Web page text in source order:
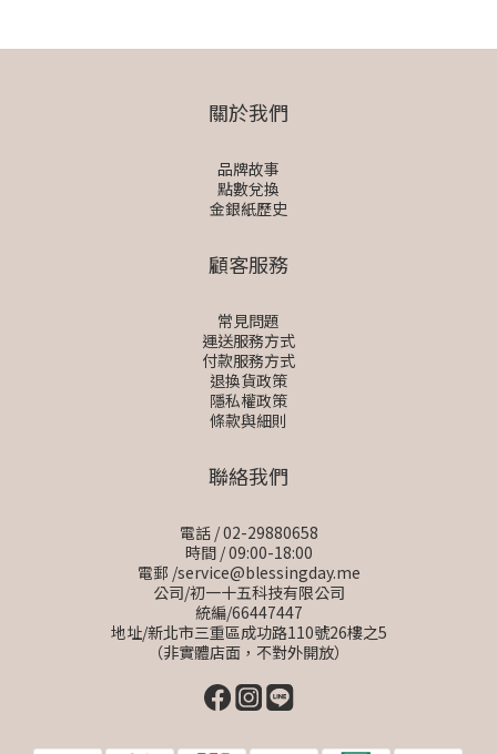
關於我們
品牌故事
點數兌換
金銀紙歷史
顧客服務
常見問題
運送服務方式
付款服務方式
退換貨政策
隱私權政策
條款與細則
聯絡我們
電話 / 02-29880658
時間 / 09:00-18:00
電郵 /service@blessingday.me
公司/初一十五科技有限公司
統編/66447447
地址/新北市三重區成功路110號26樓之5
（非實體店面，不對外開放）